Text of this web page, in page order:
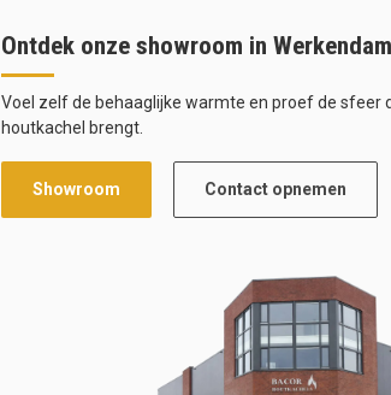
Ontdek onze showroom in Werkendam
Voel zelf de behaaglijke warmte en proef de sfeer
houtkachel brengt.
Showroom Contact opnemen